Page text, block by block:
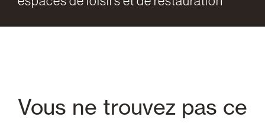
Vous ne trouvez pas ce